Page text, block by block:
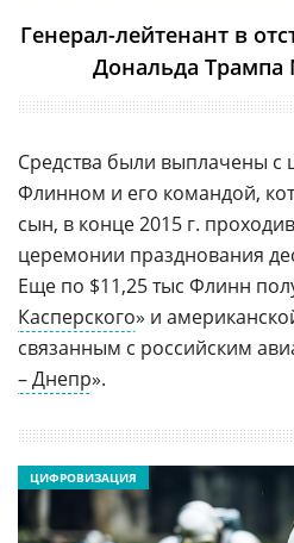
Генерал-лейтенант в
Дональда
Средства были выплачены с
Флинном и его командой,
сын, в конце 2015 г.
церемонии празднования
Еще по $11,25 тыс Флинн
Касперского» и
связанным с российским
– Днепр».
ЦИФРОВИЗАЦИЯ